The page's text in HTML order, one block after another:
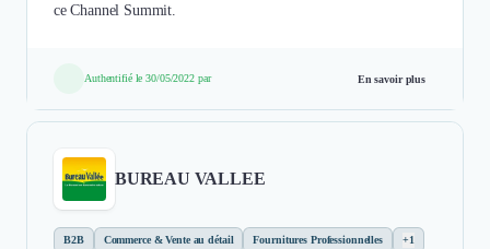
ce Channel Summit.
Authentifié le 30/05/2022 par En savoir plus
BUREAU VALLEE
B2B Commerce & Vente au détail Fournitures Professionnelles +1